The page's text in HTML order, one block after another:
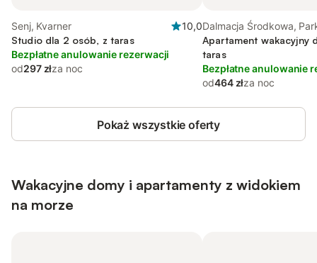
Senj, Kvarner
10,0
Studio dla 2 osób, z taras
Bezpłatne anulowanie rezerwacji
od297 złza noc
Dalmacja Środkowa,
Narodowy Paklenica
Apartament wakacyjny
taras
Bezpłatne anulowanie
od464 złza noc
Pokaż wszystkie oferty
Wakacyjne domy i apartamenty z widokiem
na morze